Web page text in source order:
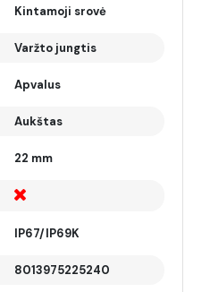
Kintamoji srovė
Varžto jungtis
Apvalus
Aukštas
22 mm
IP67/IP69K
8013975225240